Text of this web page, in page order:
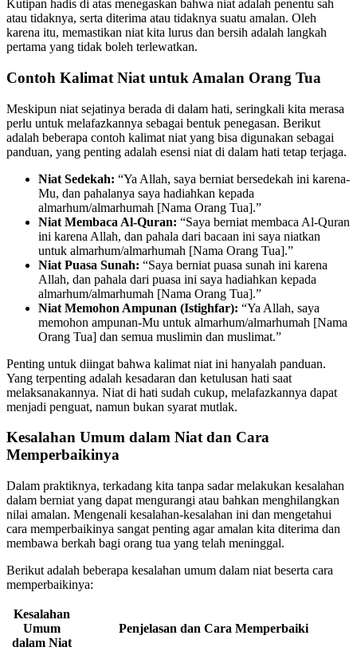
Kutipan hadis di atas menegaskan bahwa niat adalah penentu sah
atau tidaknya, serta diterima atau tidaknya suatu amalan. Oleh
karena itu, memastikan niat kita lurus dan bersih adalah langkah
pertama yang tidak boleh terlewatkan.
Contoh Kalimat Niat untuk Amalan Orang Tua
Meskipun niat sejatinya berada di dalam hati, seringkali kita merasa
perlu untuk melafazkannya sebagai bentuk penegasan. Berikut
adalah beberapa contoh kalimat niat yang bisa digunakan sebagai
panduan, yang penting adalah esensi niat di dalam hati tetap terjaga.
Niat Sedekah: “Ya Allah, saya berniat bersedekah ini karena-
Mu, dan pahalanya saya hadiahkan kepada
almarhum/almarhumah [Nama Orang Tua].”
Niat Membaca Al-Quran: “Saya berniat membaca Al-Quran
ini karena Allah, dan pahala dari bacaan ini saya niatkan
untuk almarhum/almarhumah [Nama Orang Tua].”
Niat Puasa Sunah: “Saya berniat puasa sunah ini karena
Allah, dan pahala dari puasa ini saya hadiahkan kepada
almarhum/almarhumah [Nama Orang Tua].”
Niat Memohon Ampunan (Istighfar): “Ya Allah, saya
memohon ampunan-Mu untuk almarhum/almarhumah [Nama
Orang Tua] dan semua muslimin dan muslimat.”
Penting untuk diingat bahwa kalimat niat ini hanyalah panduan.
Yang terpenting adalah kesadaran dan ketulusan hati saat
melaksanakannya. Niat di hati sudah cukup, melafazkannya dapat
menjadi penguat, namun bukan syarat mutlak.
Kesalahan Umum dalam Niat dan Cara
Memperbaikinya
Dalam praktiknya, terkadang kita tanpa sadar melakukan kesalahan
dalam berniat yang dapat mengurangi atau bahkan menghilangkan
nilai amalan. Mengenali kesalahan-kesalahan ini dan mengetahui
cara memperbaikinya sangat penting agar amalan kita diterima dan
membawa berkah bagi orang tua yang telah meninggal.
Berikut adalah beberapa kesalahan umum dalam niat beserta cara
memperbaikinya:
Kesalahan
Umum
dalam Niat
Penjelasan dan Cara Memperbaiki